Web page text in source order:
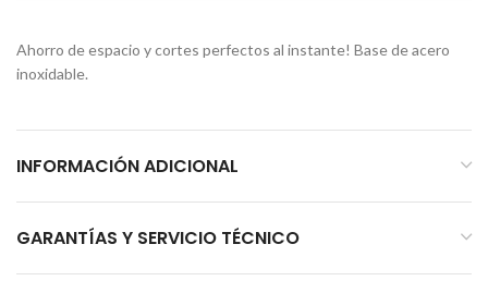
Ahorro de espacio y cortes perfectos al instante! Base de acero
inoxidable.
INFORMACIÓN ADICIONAL
GARANTÍAS Y SERVICIO TÉCNICO